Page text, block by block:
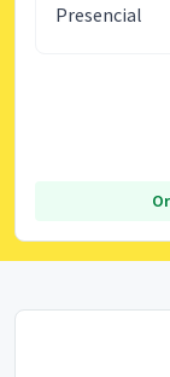
Presencial